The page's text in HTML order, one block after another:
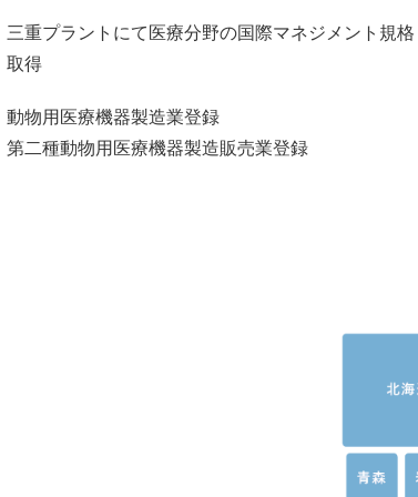
三重プラントにて医療分野の国際マネジメント規
取得
動物用医療機器製造業登録
第二種動物用医療機器製造販売業登録